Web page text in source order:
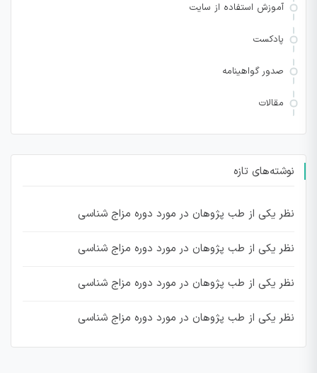
آموزش استفاده از سایت
پادکست
صدور گواهینامه
مقالات
نوشته‌های تازه
نظر یکی از طب پژوهان در مورد دوره مزاج شناسی
نظر یکی از طب پژوهان در مورد دوره مزاج شناسی
نظر یکی از طب پژوهان در مورد دوره مزاج شناسی
نظر یکی از طب پژوهان در مورد دوره مزاج شناسی